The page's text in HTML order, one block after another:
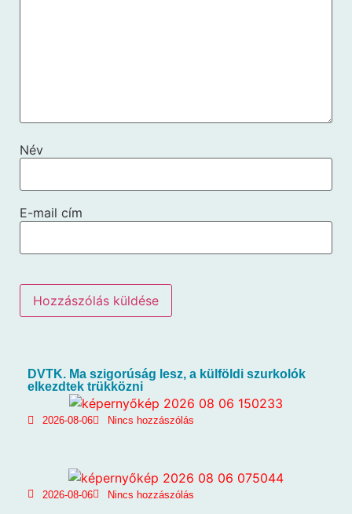
Név
E-mail cím
DVTK. Ma szigorúság lesz, a külföldi szurkolók
elkezdtek trükközni
2026-08-06 Nincs hozzászólás
2026-08-06 Nincs hozzászólás